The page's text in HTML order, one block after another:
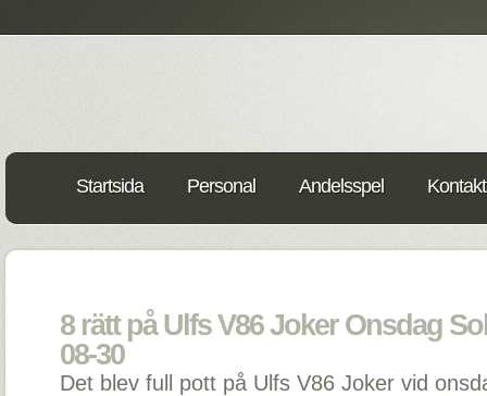
Startsida Personal Andelsspel
8 rätt på Ulfs V86 Joker Onsdag
08-30
Det blev full pott på Ulfs V86 Joker vid